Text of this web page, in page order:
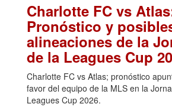
Charlotte FC vs
Pronóstico y
alineaciones de la
de la Leagues Cup
Charlotte FC vs Atlas; pronóstico
favor del equipo de la MLS en la
Leagues Cup 2026.